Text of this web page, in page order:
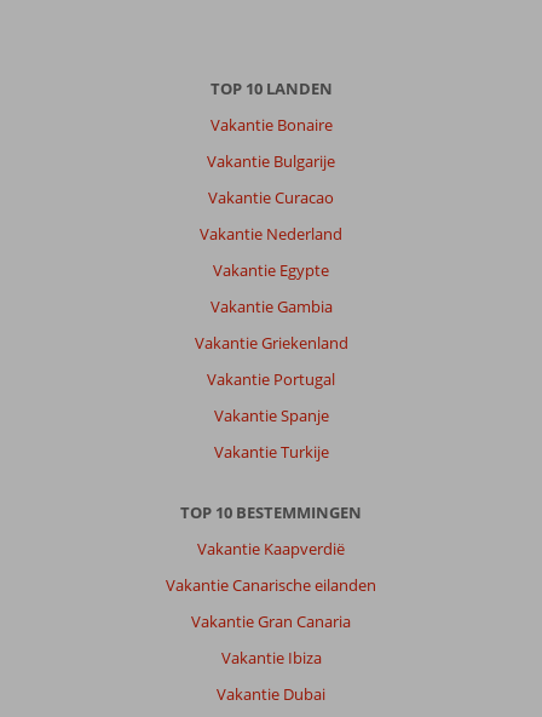
TOP 10 LANDEN
Vakantie Bonaire
Vakantie Bulgarije
Vakantie Curacao
Vakantie Nederland
Vakantie Egypte
Vakantie Gambia
Vakantie Griekenland
Vakantie Portugal
Vakantie Spanje
Vakantie Turkije
TOP 10 BESTEMMINGEN
Vakantie Kaapverdië
Vakantie Canarische eilanden
Vakantie Gran Canaria
Vakantie Ibiza
Vakantie Dubai